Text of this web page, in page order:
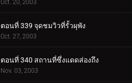
Oct. 20, 2003
ตอนที่ 339 จุดชมวิวที่รั้วผุพัง
Oct. 27, 2003
ตอนที่ 340 สถานที่ซึ่งแดดส่องถึง
Nov. 03, 2003